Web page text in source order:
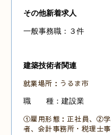
その他新着求人
一般事務職：３件
建築技術者関連
就業場所：うるま市
職 種：建設業
①雇用形態：正社員、②
者、会計事務所・税理士